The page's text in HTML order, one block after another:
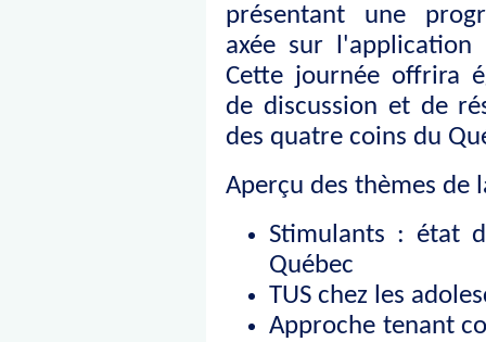
présentant une
axée sur
Cette journée offrira
de discussion et de
des quatre coins du
Aperçu des thèmes de
Stimulants : état
Québec
TUS chez les
Approche tenant